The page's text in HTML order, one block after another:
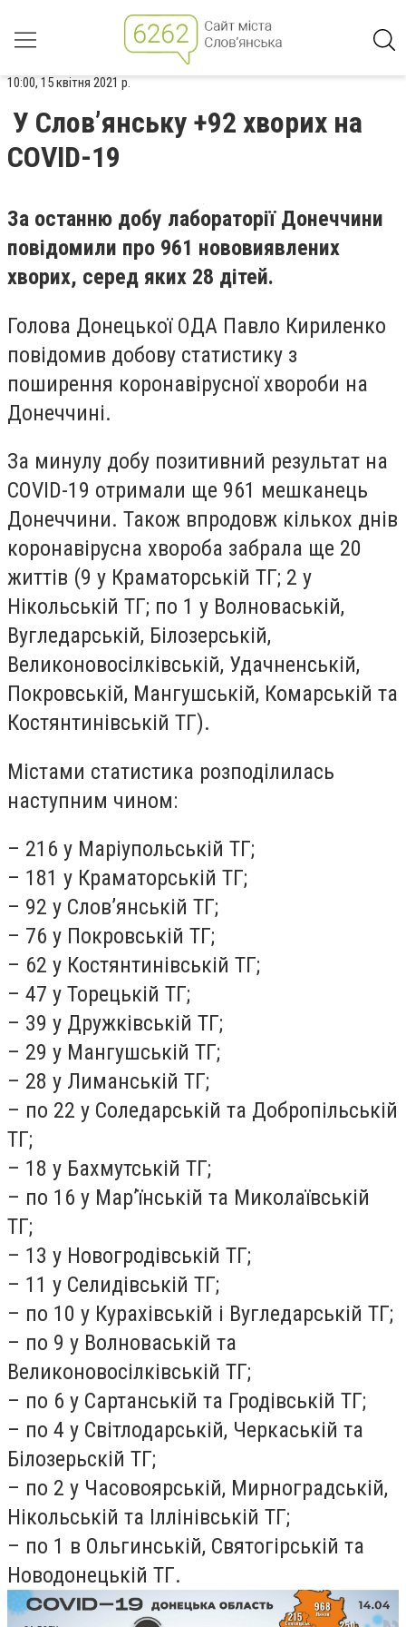
10:00, 15 квітня 2021 р.
У Слов’янську +92 хворих на
COVID-19
За останню добу лабораторії Донеччини
повідомили про 961 нововиявлених
хворих, серед яких 28 дітей.
Голова Донецької ОДА Павло Кириленко
повідомив добову статистику з
поширення коронавірусної хвороби на
Донеччині.
За минулу добу позитивний результат на
COVID-19 отримали ще 961 мешканець
Донеччини. Також впродовж кількох днів
коронавірусна хвороба забрала ще 20
життів (9 у Краматорській ТГ; 2 у
Нікольській ТГ; по 1 у Волноваській,
Вугледарській, Білозерській,
Великоновосілківській, Удачненській,
Покровській, Мангушській, Комарській та
Костянтинівській ТГ).
Містами статистика розподілилась
наступним чином:
– 216 у Маріупольській ТГ;
– 181 у Краматорській ТГ;
– 92 у Слов’янській ТГ;
– 76 у Покровській ТГ;
– 62 у Костянтинівській ТГ;
– 47 у Торецькій ТГ;
– 39 у Дружківській ТГ;
– 29 у Мангушській ТГ;
– 28 у Лиманській ТГ;
– по 22 у Соледарській та Добропільській
ТГ;
– 18 у Бахмутській ТГ;
– по 16 у Мар’їнській та Миколаївській
ТГ;
– 13 у Новогродівській ТГ;
– 11 у Селидівській ТГ;
– по 10 у Курахівській і Вугледарській ТГ;
– по 9 у Волноваській та
Великоновосілківській ТГ;
– по 6 у Сартанській та Гродівській ТГ;
– по 4 у Світлодарській, Черкаській та
Білозерьскій ТГ;
– по 2 у Часовоярській, Мирноградській,
Нікольській та Іллінівській ТГ;
– по 1 в Ольгинській, Святогірській та
Новодонецькій ТГ.